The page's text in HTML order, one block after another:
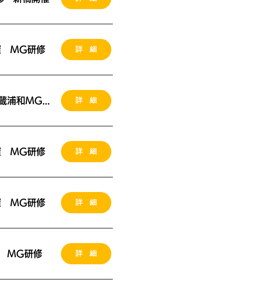
MG研修 詳 細
詳 細
MG研修 詳 細
MG研修 詳 細
MG研修 詳 細